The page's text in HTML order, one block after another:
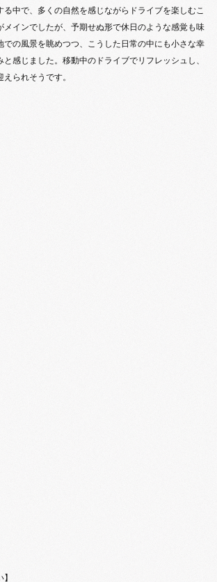
る中で、多くの自然を感じながらドライブを楽しむこ
メインでしたが、予期せぬ形で休日のような感覚も味
での風景を眺めつつ、こうした日常の中にも小さな幸
感じました。移動中のドライブでリフレッシュし、
られそうです。